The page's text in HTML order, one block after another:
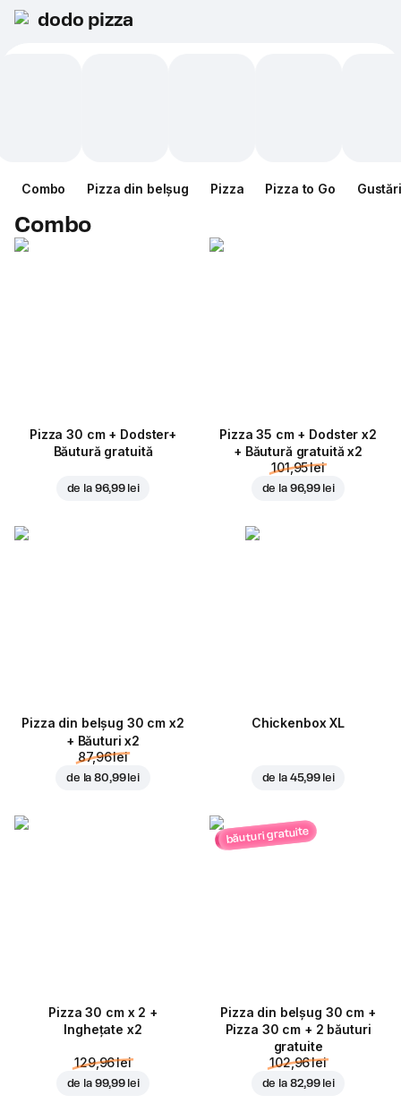
dodo pizza
Combo Pizza din belșug Pizza Pizza to Go Gustări
Combo
Pizza 30 cm + Dodster+
Băutură gratuită
de la 96,99 lei
Pizza 35 cm + Dodster x2
+ Băutură gratuită x2
101,95 lei
de la 96,99 lei
Pizza din belșug 30 cm x2
+ Băuturi x2
87,96 lei
de la80,99 lei
Chickenbox XL
de la 45,99 lei
Pizza 30 cm x 2 +
Inghețate x2
129,96 lei
de la 99,99 lei
băuturi gratuite
Pizza din belșug 30 cm +
Pizza 30 cm + 2 băuturi
gratuite
102,96 lei
de la 82,99 lei